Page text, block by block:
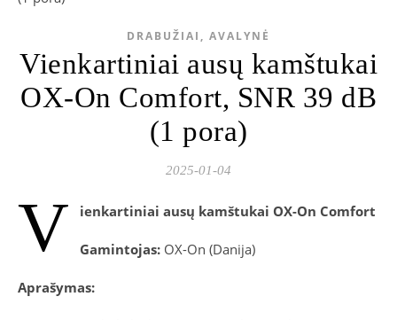
DRABUŽIAI, AVALYNĖ
Vienkartiniai ausų kamštukai
OX-On Comfort, SNR 39 dB
(1 pora)
2025-01-04
V ienkartiniai ausų kamštukai OX-On Comfort
Gamintojas: OX-On (Danija)
Aprašymas: